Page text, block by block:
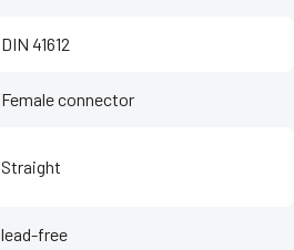
DIN 41612
Female connector
Straight
lead-free